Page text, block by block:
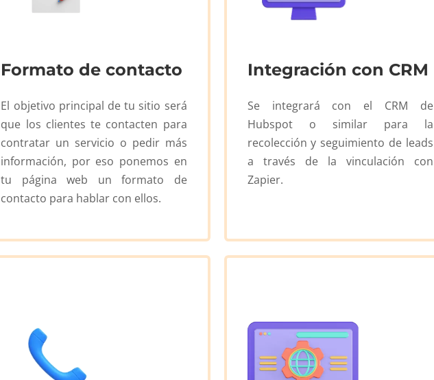
Formato de contacto
El objetivo principal de tu sitio será
que los clientes te contacten para
contratar un servicio o pedir más
información, por eso ponemos en
tu página web un formato de
contacto para hablar con ellos.
Integración con CRM
Se integrará con el CRM de
Hubspot o similar para la
recolección y seguimiento de leads
a través de la vinculación con
Zapier.